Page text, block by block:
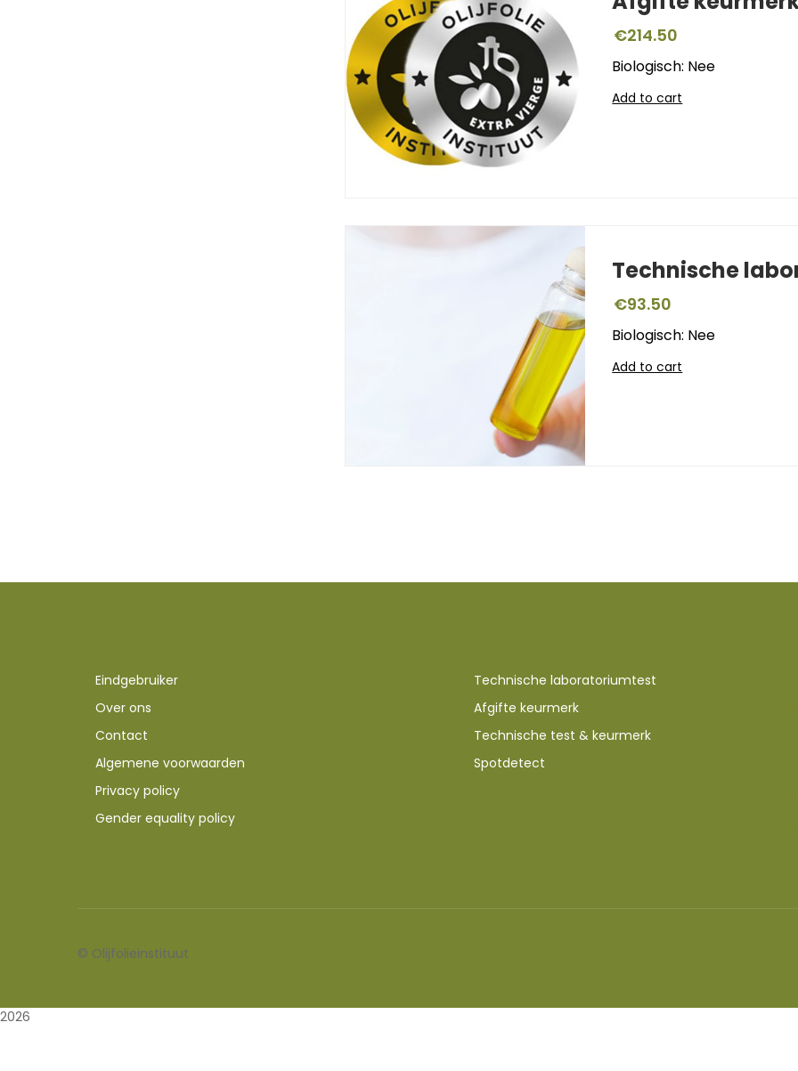
€214.50
Biologisch: Nee
Add to cart
Technische
€93.50
Biologisch: Nee
Add to cart
Eindgebruiker
Over ons
Contact
Algemene voorwaarden
Privacy policy
Gender equality policy
Technische laboratoriumtest
Afgifte keurmerk
Technische test & keurmerk
Spotdetect
© Olijfolieinstituut
2026